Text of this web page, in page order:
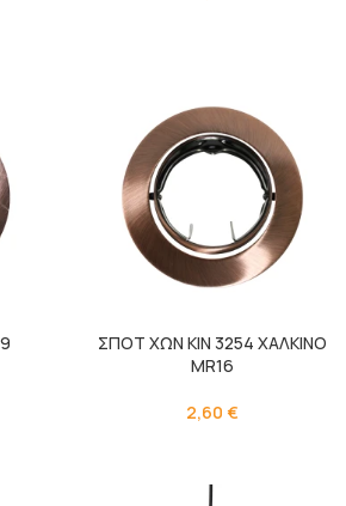
ΣΠΟΤ ΧΩΝ ΚΙΝ 3254 ΧΑΛΚΙΝΟ
ΜR16
2,60€